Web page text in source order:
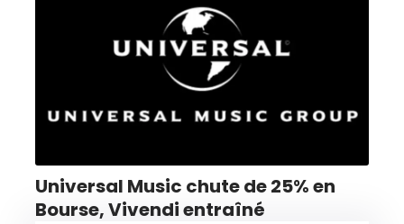
Universal Music chute de 25% en
Bourse, Vivendi entraîné